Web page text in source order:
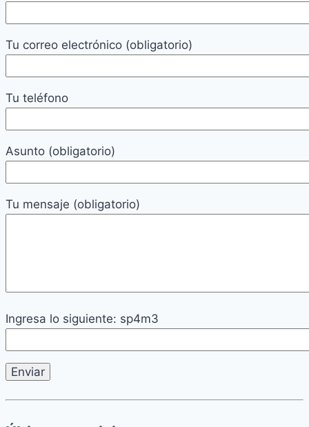
Tu correo electrónico (obligatorio)
Tu teléfono
Asunto (obligatorio)
Tu mensaje (obligatorio)
Ingresa lo siguiente: sp4m3